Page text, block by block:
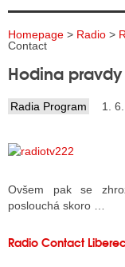
TELEVIZE
INTERNET
TISK
RÁDIÍ
Homepage > Radio >
Contact
Hodina
Radia Program 1.
Ovšem pak se
poslouchá skoro …
Radio Contact